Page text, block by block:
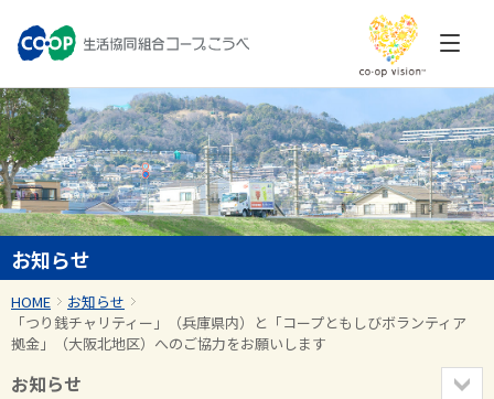
お知らせ
HOME
お知らせ
「つり銭チャリティー」（兵庫県内）と「コープともしびボランティア
拠金」（大阪北地区）へのご協力をお願いします
お知らせ